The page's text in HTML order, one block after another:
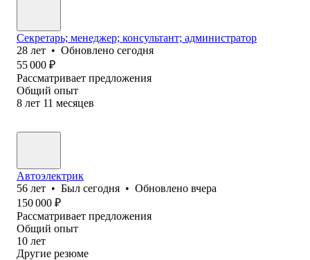
Секретарь; менеджер; консультант; администратор
28 лет • Обновлено сегодня
55 000 ₽
Рассматривает предложения
Общий опыт
8 лет 11 месяцев
Автоэлектрик
56 лет • Был сегодня • Обновлено вчера
150 000 ₽
Рассматривает предложения
Общий опыт
10 лет
Другие резюме